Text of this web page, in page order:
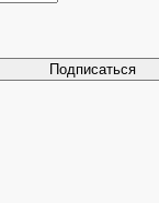
Подписаться